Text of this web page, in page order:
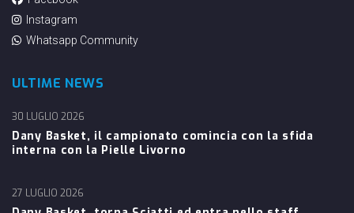
Instagram
Whatsapp Community
ULTIME NEWS
Dany Basket, il campionato comincia con la sfida
interna con la Pielle Livorno
30 LUGLIO 2026
27 LUGLIO 2026